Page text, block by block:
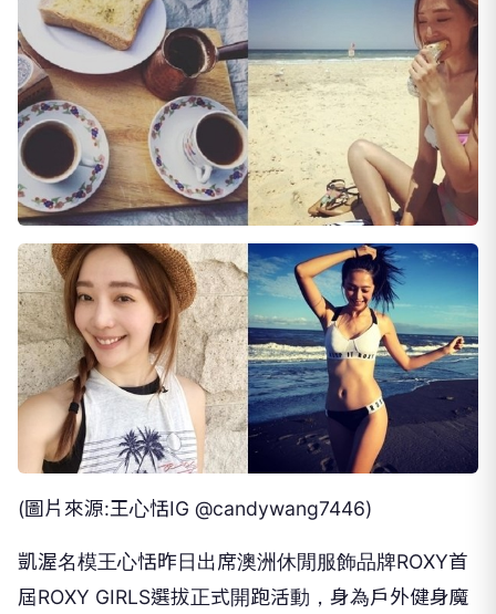
(圖片來源:王心恬IG @candywang7446)
凱渥名模王心恬昨日出席澳洲休閒服飾品牌ROXY首
屆ROXY GIRLS選拔正式開跑活動，身為戶外健身魔